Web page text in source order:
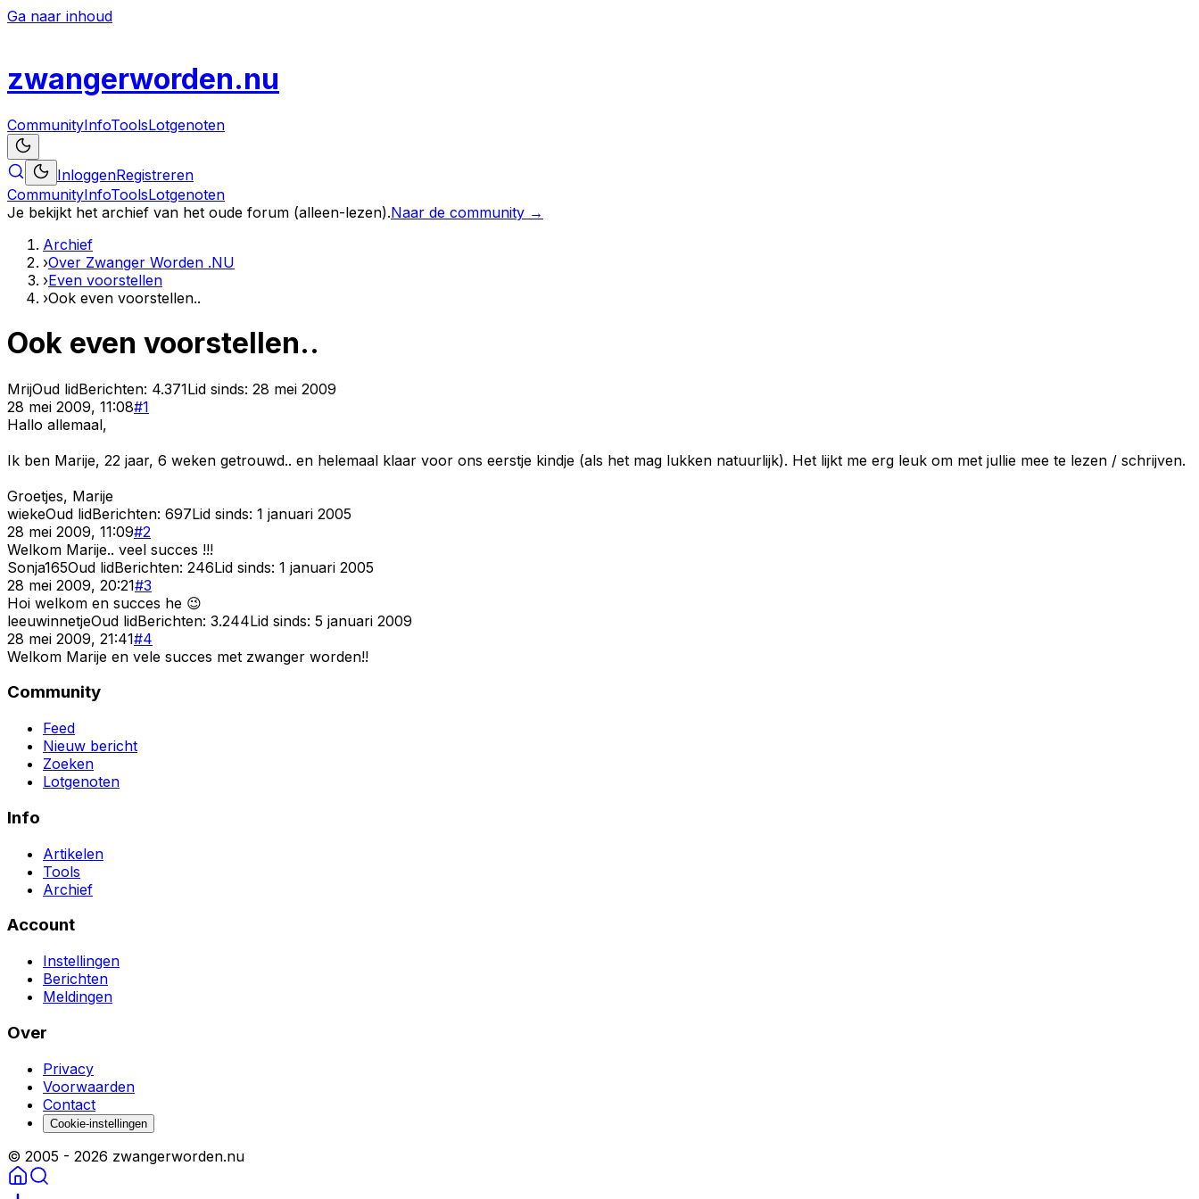
Ga naar inhoud
zwangerworden.nu
CommunityInfoToolsLotgenoten
InloggenRegistreren
CommunityInfoToolsLotgenoten
Je bekijkt het archief van het oude forum (alleen-lezen).Naar de community →
Archief
›Over Zwanger Worden .NU
›Even voorstellen
›Ook even voorstellen..
Ook even voorstellen..
MrijOud lidBerichten: 4.371Lid sinds: 28 mei 2009
28 mei 2009, 11:08#1
Hallo allemaal,
Ik ben Marije, 22 jaar, 6 weken getrouwd.. en helemaal klaar voor ons eerstje kindje (als het mag lukken natuurlijk). Het lijkt me erg leuk om met jullie mee te lezen / schrijven.
Groetjes, Marije
wiekeOud lidBerichten: 697Lid sinds: 1 januari 2005
28 mei 2009, 11:09#2
Welkom Marije.. veel succes !!!
Sonja165Oud lidBerichten: 246Lid sinds: 1 januari 2005
28 mei 2009, 20:21#3
Hoi welkom en succes he 😉
leeuwinnetjeOud lidBerichten: 3.244Lid sinds: 5 januari 2009
28 mei 2009, 21:41#4
Welkom Marije en vele succes met zwanger worden!!
Community
Feed
Nieuw bericht
Zoeken
Lotgenoten
Info
Artikelen
Tools
Archief
Account
Instellingen
Berichten
Meldingen
Over
Privacy
Voorwaarden
Contact
Cookie-instellingen
© 2005 - 2026 zwangerworden.nu